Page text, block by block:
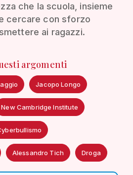
che la scuola, insieme
cercare con sforzo
ai ragazzi.
argomenti
Jacopo Longo
New Cambridge Institute
Alessandro Tich Droga